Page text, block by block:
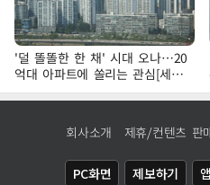
'덜 똘똘한 한 채' 시대 오나…20
억대 아파트에 쏠리는 관심[세제
개편, 그 이후②]
회사소개 제휴/컨텐츠 판
PC화면 제보하기